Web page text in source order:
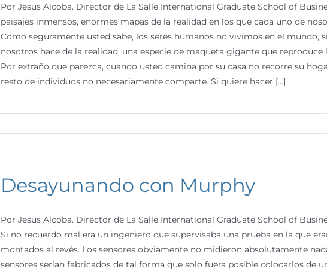
Por Jesus Alcoba. Director de La Salle International Graduate School of
paisajes inmensos, enormes mapas de la realidad en los que cada uno de
Como seguramente usted sabe, los seres humanos no vivimos en el
nosotros hace de la realidad, una especie de maqueta gigante que
Por extraño que parezca, cuando usted camina por su casa no recorre su
resto de individuos no necesariamente comparte. Si quiere hacer [...]
Desayunando con Murphy
Por Jesus Alcoba. Director de La Salle International Graduate School of
Si no recuerdo mal era un ingeniero que supervisaba una prueba en la que
montados al revés. Los sensores obviamente no midieron absolutamente
sensores serían fabricados de tal forma que solo fuera posible colocarlos de